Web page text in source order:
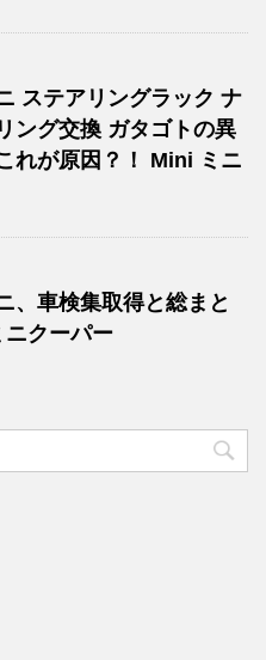
ステアリングラック ナ
ング交換 ガタゴトの異
れが原因？！ Mini ミニ
、車検集取得と総まと
クーパー